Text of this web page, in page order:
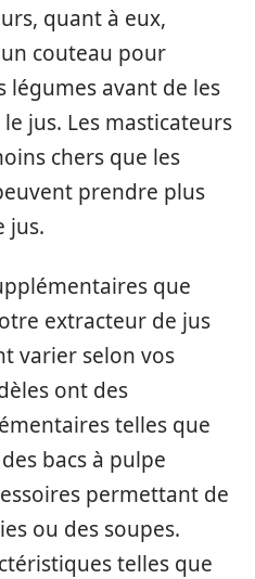
quant à eux,
couteau pour
légumes avant de les
jus. Les masticateurs
chers que les
prendre plus
jus.
que
extracteur de jus
varier selon vos
ont des
telles que
bacs à pulpe
permettant de
ou des soupes.
telles que